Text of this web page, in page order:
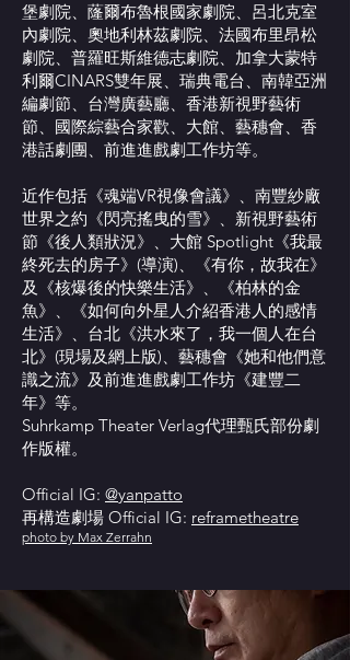
堡劇院、蕯爾布魯根國家劇院、呂北克室
內劇院、奧地利林茲劇院、法國布里昂松
劇院、普羅旺斯維德志劇院、加拿大蒙特
利爾CINARS雙年展、瑞典電台、南韓亞洲
編劇節、台灣廣藝廳、香港新視野藝術
節、國際綜藝合家歡、大館、藝穗會、香
港話劇團、前進進戲劇工作坊等。
近作包括《魂端VR視像會議》、南豐紗廠
世界之約《閃亮搖曳的雪》、新視野藝術
節《後人類狀況》、大館 Spotlight《我最
終死去的房子》(導演)、《有你，故我在》
及《核爆後的快樂生活》、《柏林的金
魚》、《如何向外星人介紹香港人的感情
生活》、台北《洪水來了，我一個人在台
北》(現場及網上版)、藝穗會《她和他們意
識之流》及前進進戲劇工作坊《建豐二
年》等。
Suhrkamp Theater Verlag代理甄氏部份劇
作版權。
Official IG: @yanpatto
再構造劇場 Official IG: reframetheatre
photo by Max Zerrahn